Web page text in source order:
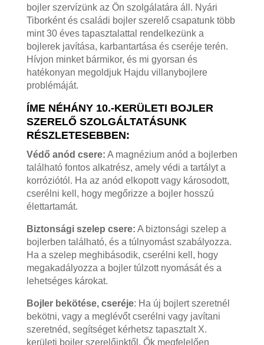
bojler szervízünk az Ön szolgálatára áll. Nyári
Tiborként és családi bojler szerelő csapatunk több
mint 30 éves tapasztalattal rendelkezünk a
bojlerek javítása, karbantartása és cseréje terén.
Hívjon minket bármikor, és mi gyorsan és
hatékonyan megoldjuk Hajdu villanybojlere
problémáját.
ÍME NÉHÁNY 10.-KERÜLETI BOJLER
SZERELŐ SZOLGÁLTATÁSUNK
RÉSZLETESEBBEN:
Védő anód csere: A magnézium anód a bojlerben
található fontos alkatrész, amely védi a tartályt a
korróziótól. Ha az anód elkopott vagy károsodott,
cserélni kell, hogy megőrizze a bojler hosszú
élettartamát.
Biztonsági szelep csere: A biztonsági szelep a
bojlerben található, és a túlnyomást szabályozza.
Ha a szelep meghibásodik, cserélni kell, hogy
megakadályozza a bojler túlzott nyomását és a
lehetséges károkat.
Bojler bekötése, cseréje: Ha új bojlert szeretnél
bekötni, vagy a meglévőt cserélni vagy javítani
szeretnéd, segítséget kérhetsz tapasztalt X.
kerületi bojler szerelőinktől. Ők megfelelően